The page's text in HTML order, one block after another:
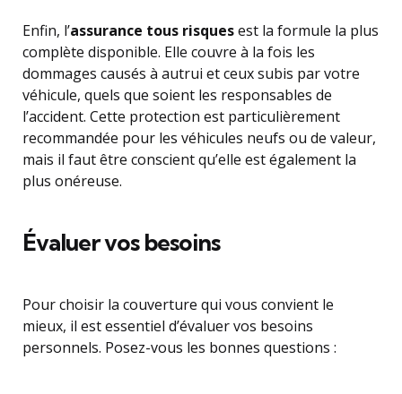
Enfin, l’assurance tous risquesest la formule la plus
complète disponible. Elle couvre à la fois les
dommages causés à autrui et ceux subis par votre
véhicule, quels que soient les responsables de
l’accident. Cette protection est particulièrement
recommandée pour les véhicules neufs ou de valeur,
mais il faut être conscient qu’elle est également la
plus onéreuse.
Évaluer vos besoins
Pour choisir la couverture qui vous convient le
mieux, il est essentiel d’évaluer vos besoins
personnels. Posez-vous les bonnes questions :